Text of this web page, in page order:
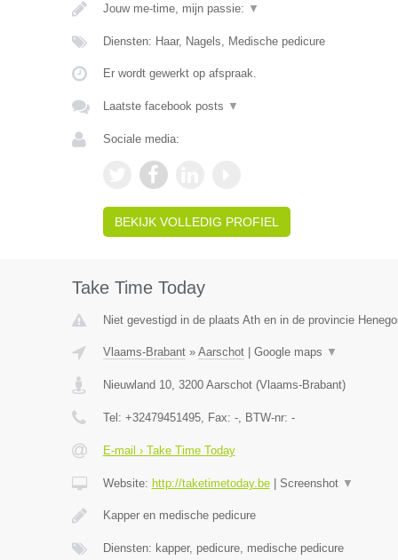
Jouw me-time, mijn passie: ▼
Diensten: Haar, Nagels, Medische pedicure
Er wordt gewerkt op afspraak.
Laatste facebook posts ▼
Sociale media:
BEKIJK VOLLEDIG PROFIEL
Take Time Today
Niet gevestigd in de plaats Ath en in de provincie
Vlaams-Brabant» Aarschot| Google maps ▼
Nieuwland 10, 3200 Aarschot(Vlaams-Brabant)
Tel: +32479451495, Fax: -, BTW-nr: -
E-mail › Take Time Today
Website: http://taketimetoday.be| Screenshot ▼
Kapper en medische pedicure
Diensten: kapper, pedicure, medische pedicure